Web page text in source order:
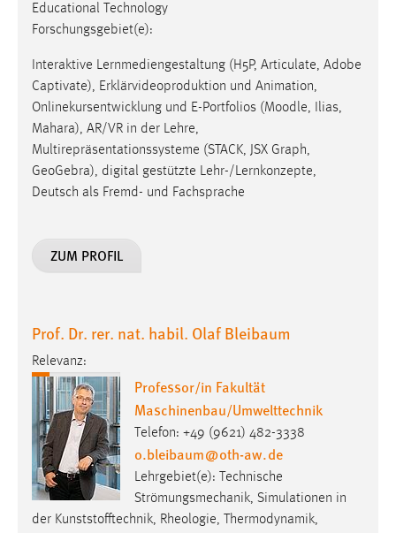
Educational Technology
Forschungsgebiet(e):
Interaktive Lernmediengestaltung (H5P, Articulate, Adobe
Captivate), Erklärvideoproduktion und Animation,
Onlinekursentwicklung und E-Portfolios (Moodle, Ilias,
Mahara), AR/VR in der Lehre,
Multirepräsentationssysteme (STACK, JSX Graph,
GeoGebra), digital gestützte Lehr-/Lernkonzepte,
Deutsch als Fremd- und Fachsprache
ZUM PROFIL
Prof. Dr. rer. nat. habil. Olaf Bleibaum
Relevanz:
Professor/in Fakultät
Maschinenbau/Umwelttechnik
Telefon: +49 (9621) 482-3338
o.bleibaum@oth-aw.de
Lehrgebiet(e): Technische
Strömungsmechanik, Simulationen in
der Kunststofftechnik, Rheologie, Thermodynamik,